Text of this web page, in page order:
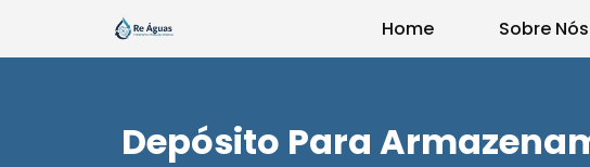
Home Sobre Nós
Depósito Para